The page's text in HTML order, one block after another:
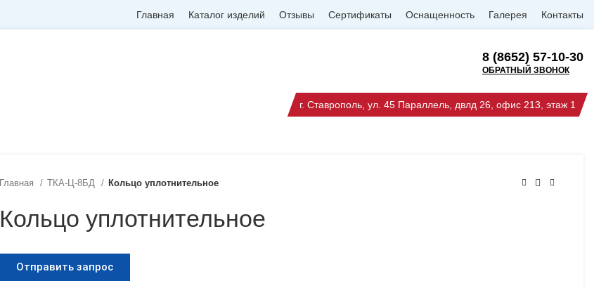
Главная Каталог изделий Отзывы Сертификаты Оснащенность Галерея Контакты
8 (8652) 57-10-30
ОБРАТНЫЙ ЗВОНОК
г. Ставрополь, ул. 45 Параллель, двлд 26, офис 213, этаж 1
Главная ТКА-Ц-8БД Кольцо уплотнительное
Кольцо уплотнительное
Отправить запрос